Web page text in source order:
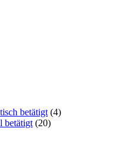
betätigt (4)
betätigt (20)